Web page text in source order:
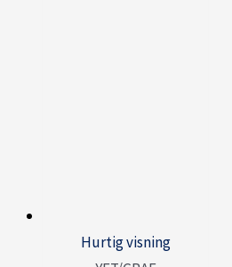
Hurtig visning